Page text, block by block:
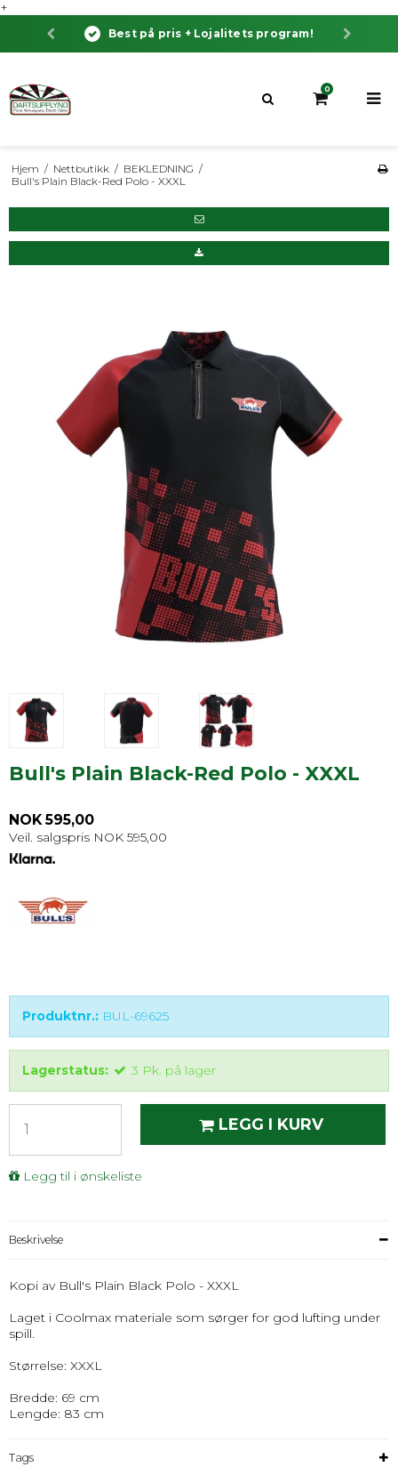
+
Best på pris + Lojalitets program!
0
Hjem / Nettbutikk / BEKLEDNING /
Bull's Plain Black-Red Polo - XXXL
Bull's Plain Black-Red Polo - XXXL
NOK 595,00
Veil. salgspris NOK 595,00
Produktnr.: BUL-69625
Lagerstatus: 3 Pk. på lager
LEGG I KURV
Legg til i ønskeliste
Beskrivelse
Kopi av Bull's Plain Black Polo - XXXL
Laget i Coolmax materiale som sørger for god lufting under
spill.
Størrelse: XXXL
Bredde: 69 cm
Lengde: 83 cm
Tags